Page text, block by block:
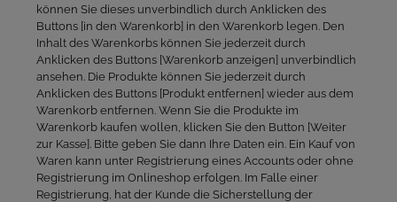
können Sie dieses unverbindlich durch Anklicken des
Buttons [in den Warenkorb] in den Warenkorb legen. Den
Inhalt des Warenkorbs können Sie jederzeit durch
Anklicken des Buttons [Warenkorb anzeigen] unverbindlich
ansehen. Die Produkte können Sie jederzeit durch
Anklicken des Buttons [Produkt entfernen] wieder aus dem
Warenkorb entfernen. Wenn Sie die Produkte im
Warenkorb kaufen wollen, klicken Sie den Button [Weiter
zur Kasse]. Bitte geben Sie dann Ihre Daten ein. Ein Kauf von
Waren kann unter Registrierung eines Accounts oder ohne
Registrierung im Onlineshop erfolgen. Im Falle einer
Registrierung, hat der Kunde die Sicherstellung der